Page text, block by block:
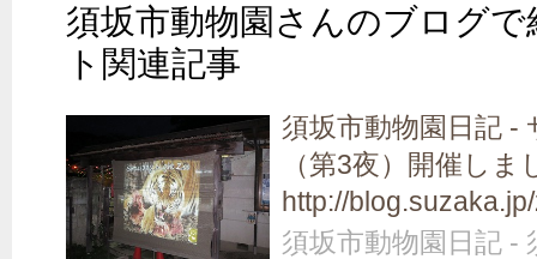
須坂市動物園さんのブログ
ト関連記事
須坂市動物園日記 -
（第3夜）開催しま
http://
須坂市動物園日記 -